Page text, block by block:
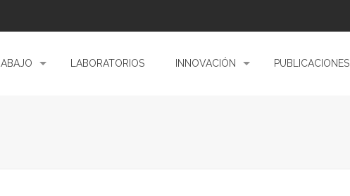
LABORATORIOS INNOVACIÓN PUBLICACIONES